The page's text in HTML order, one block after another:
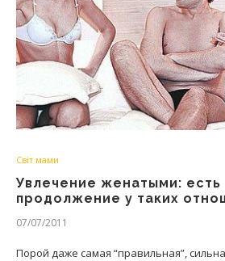
Світ мами
Увлечение женатыми: есть
продолжение у таких
07/07/2011
Порой даже самая “правильная”,